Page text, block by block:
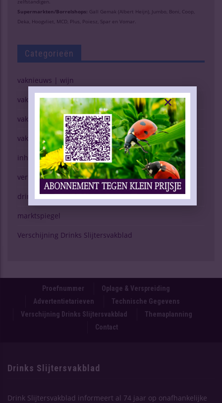
Supermarkten/Borrelshops: Gall Gemak (Albert Heijn), Jumbo, Boni, Coop,
Deka, Hoogvliet, MCD, Plus, Poiesz, Spar en Vomar.
Categorieën
vaknieuws | wijn
vaknieuws | gedistilleerd
vaknieuws | bier
vaknieuws | overig
inhoud vakblad
verkopen (g)een kunst
drinken & gezondheid
marktspiegel
Verschijning Drinks Slijtersvakblad
Proefnummer
Oplage & Verspreiding
Advertentietarieven
Technische Gegevens
Verschijning Drinks Slijtersvakblad
Themaplanning
Contact
Drinks Slijtersvakblad
Drink Slijtersvakblad informeert al 74 jaar op onafhankelijke